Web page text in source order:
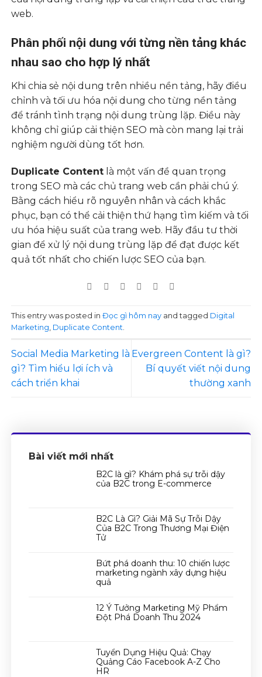
web.
Phân phối nội dung với từng nền tảng khác
nhau sao cho hợp lý nhất
Khi chia sẻ nội dung trên nhiều nền tảng, hãy điều
chỉnh và tối ưu hóa nội dung cho từng nền tảng
để tránh tình trạng nội dung trùng lặp. Điều này
không chỉ giúp cải thiện SEO mà còn mang lại trải
nghiệm người dùng tốt hơn.
Duplicate Content là một vấn đề quan trọng
trong SEO mà các chủ trang web cần phải chú ý.
Bằng cách hiểu rõ nguyên nhân và cách khắc
phục, bạn có thể cải thiện thứ hạng tìm kiếm và tối
ưu hóa hiệu suất của trang web. Hãy đầu tư thời
gian để xử lý nội dung trùng lặp để đạt được kết
quả tốt nhất cho chiến lược SEO của bạn.
This entry was posted inĐọc gì hôm nay and tagged Digital
Marketing Duplicate Content
Social Media Marketing là
gì? Tìm hiểu lợi ích và
cách triển khai
Evergreen Content là gì?
Bí quyết viết nội dung
thường xanh
Bài viết mới nhất
B2C là gì? Khám phá sự trỗi dậy
của B2C trong E-commerce
B2C Là Gì? Giải Mã Sự Trỗi Dậy
Của B2C Trong Thương Mại Điện
Tử
Bứt phá doanh thu: 10 chiến lược
marketing ngành xây dựng hiệu
quả
12 Ý Tưởng Marketing Mỹ Phẩm
Đột Phá Doanh Thu 2024
Tuyển Dụng Hiệu Quả: Chạy
Quảng Cáo Facebook A-Z Cho
HR